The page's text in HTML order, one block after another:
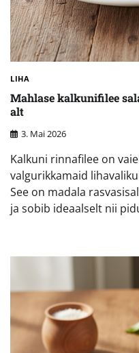
LIHA
Mahlase kalkunifilee
alt
3. Mai 2026
Kalkuni rinnafilee on
valgurikkamaid
See on madala
ja sobib ideaalselt nii